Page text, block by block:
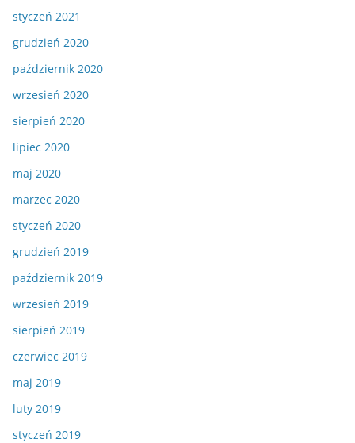
styczeń 2021
grudzień 2020
październik 2020
wrzesień 2020
sierpień 2020
lipiec 2020
maj 2020
marzec 2020
styczeń 2020
grudzień 2019
październik 2019
wrzesień 2019
sierpień 2019
czerwiec 2019
maj 2019
luty 2019
styczeń 2019